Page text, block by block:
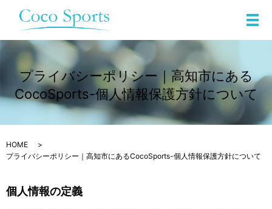
メ
プライバシーポリシー｜高知市にある
CocoSports-個人情報保護方針について
HOME
プライバシーポリシー｜高知市にあるCocoSports-個人情報保護方針について
個人情報の定義